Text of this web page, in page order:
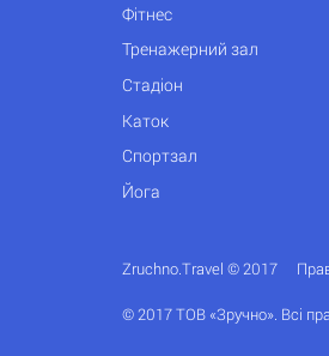
Фітнес
Тренажерний зал
Стадіон
Каток
Спортзал
Йога
Zruchno.Travel © 2017
© 2017 ТОВ «Зручно». Всі